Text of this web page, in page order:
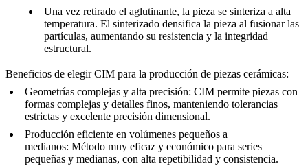
Una vez retirado el aglutinante, la pieza se sinteriza a alta
temperatura. El sinterizado densifica la pieza al fusionar las
partículas, aumentando su resistencia y la integridad
estructural.
Beneficios de elegir CIM para la producción de piezas cerámicas:
Geometrías complejas y alta precisión: CIM permite piezas con
formas complejas y detalles finos, manteniendo tolerancias
estrictas y excelente precisión dimensional.
Producción eficiente en volúmenes pequeños a
medianos: Método muy eficaz y económico para series
pequeñas y medianas, con alta repetibilidad y consistencia.